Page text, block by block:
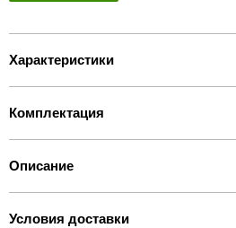
Характеристики
Комплектация
Описание
Условия доставки